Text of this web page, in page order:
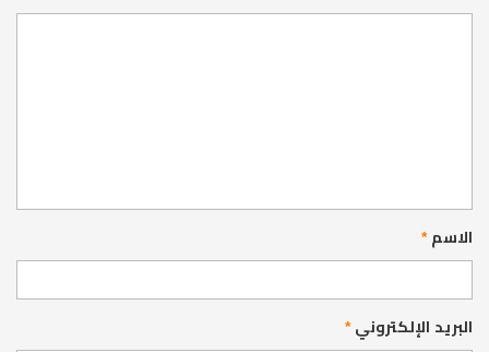
الاسم*
البريد الإلكتروني*